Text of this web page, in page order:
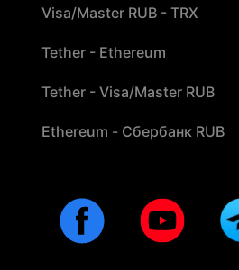
Visa/Master RUB - TRX
Tether - Ethereum
Tether - Visa/Master RUB
Ethereum - Сбербанк RUB